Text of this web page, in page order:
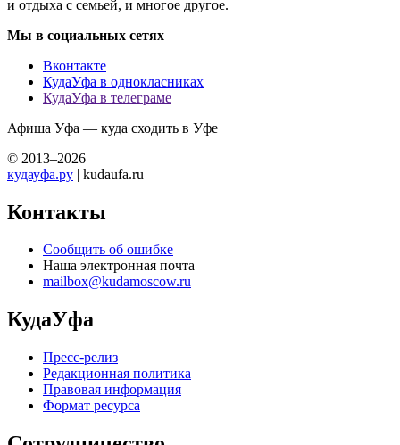
и отдыха с семьей, и многое другое.
Мы в социальных сетях
Вконтакте
КудаУфа в однокласниках
КудаУфа в телеграме
Афиша Уфа — куда сходить в Уфе
© 2013–2026
кудауфа.ру | kudaufa.ru
Контакты
Сообщить об ошибке
Наша электронная почта
mailbox@kudamoscow.ru
КудаУфа
Пресс-релиз
Редакционная политика
Правовая информация
Формат ресурса